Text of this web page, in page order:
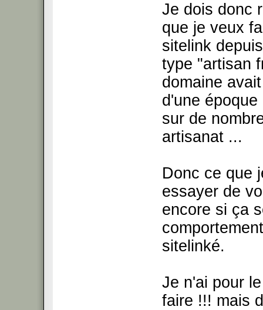
Je dois donc
que je veux
sitelink
type "artisan
domaine
d'une
sur de
artisanat ...
Donc ce que
essayer de
encore si ça
sitelinké.
Je n'ai pour
faire !!! mais